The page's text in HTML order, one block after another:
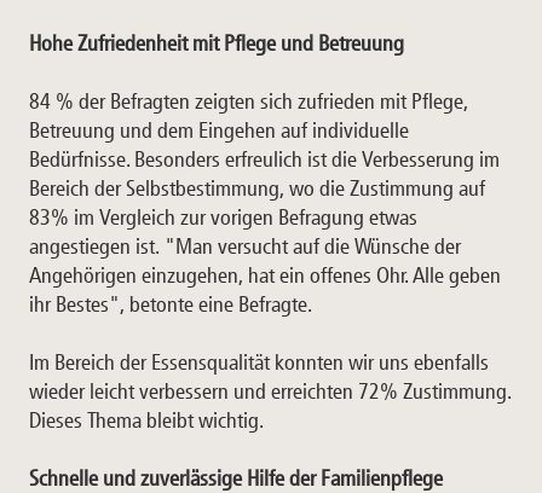
Hohe Zufriedenheit mit Pflege und Betreuung
84 % der Befragten zeigten sich zufrieden mit Pflege,
Betreuung und dem Eingehen auf individuelle
Bedürfnisse. Besonders erfreulich ist die Verbesserung im
Bereich der Selbstbestimmung, wo die Zustimmung auf
83% im Vergleich zur vorigen Befragung etwas
angestiegen ist. "Man versucht auf die Wünsche der
Angehörigen einzugehen, hat ein offenes Ohr. Alle geben
ihr Bestes", betonte eine Befragte.
Im Bereich der Essensqualität konnten wir uns ebenfalls
wieder leicht verbessern und erreichten 72% Zustimmung.
Dieses Thema bleibt wichtig.
Schnelle und zuverlässige Hilfe der Familienpflege